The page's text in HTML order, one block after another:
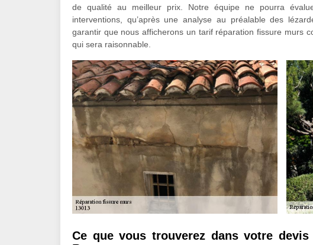
de qualité au meilleur prix. Notre équipe ne pourra
interventions, qu’après une analyse au préalable des
garantir que nous afficherons un tarif réparation fissure murs
qui sera raisonnable.
Ce que vous trouverez dans votre